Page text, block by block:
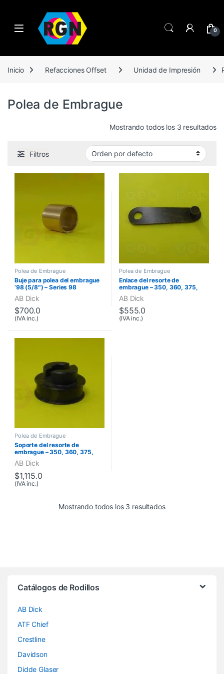
Open 0
Inicio Refacciones Offset Unidad de Impresión
Polea de Embrague
Mostrando todos los 3 resultados
Filtros
Polea de Embrague
Buje para polea del embrague
’98 (5/8″) – Series 98
AB Dick
$700.0
(IVA inc.)
Polea de Embrague
Enlace del resorte de
embrague – 350, 360, 375,
Series 88, Series 98
AB Dick
$555.0
(IVA inc.)
Polea de Embrague
Soporte del resorte de
embrague – 350, 360, 375,
Series 88
AB Dick
$1,115.0
(IVA inc.)
Mostrando todos los 3 resultados
Catálogos de Rodillos
AB Dick
ATF Chief
Crestline
Davidson
Didde Glaser